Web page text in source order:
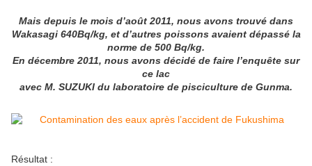
Mais depuis le mois d’août 2011, nous avons trouvé dans
Wakasagi 640Bq/kg, et d’autres poissons avaient dépassé la
norme de 500 Bq/kg.
En décembre 2011, nous avons décidé de faire l’enquête sur
ce lac
avec M. SUZUKI du laboratoire de pisciculture de Gunma.
Résultat :